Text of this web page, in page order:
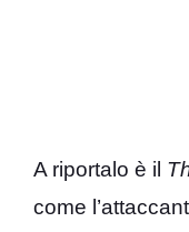
A riportalo è il
come